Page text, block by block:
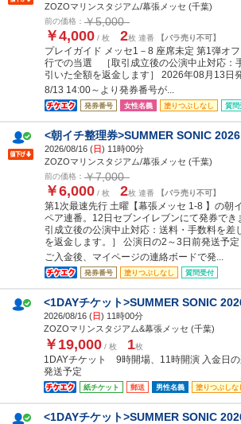
ZOZOマリンスタジアム/幕張メッセ (千葉)
前の価格： ￥5,000
￥4,000 / 枚 2枚 連番 【バラ売り不可】
プレイガイド メッセ1－8 座席未定 第1弾オ
行での当選 ［取引成立後の公演中止対応：
引いた全額を返金します］ 2026年08月13日
8/13 14:00～より発券番号が...
発券番号 女性名義 塗りつぶしなし 質問
<朝イチ整理券>SUMMER SONIC 2026
2026/08/16 (日) 11時00分
ZOZOマリンスタジアム/幕張メッセ (千葉)
前の価格： ￥7,000
￥6,000 / 枚 2枚 連番 【バラ売り不可】
第1次最速先行 土曜【幕張メッセ 1-8 】の朝
ペア連番。12日セブンイレブンにて発券で
引成立後の公演中止対応：送料・手数料を差
を返金します。］ 公演日の2～3日前発送予定
ご入金後、マイページの連絡ボードで発...
発券番号 塗りつぶしなし 質問受付
<1DAYチケット>SUMMER SONIC
2026/08/16 (日) 11時00分
ZOZOマリンスタジアム&幕張メッセ (千葉)
￥19,000 / 枚 1枚
1DAYチケット 9時開場、11時開演 入金日の
発送予定
紙チケット 郵送 男性名義 塗りつぶしな
<1DAYチケット>SUMMER SONIC